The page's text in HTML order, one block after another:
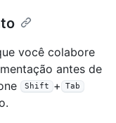
você colabore
antes de
Shift + Tab